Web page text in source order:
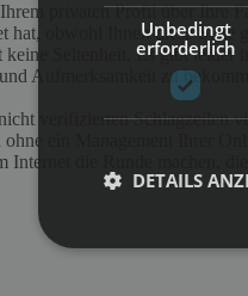
privaten Profil über Ihre
hat, obwohl Ihnen diese
Seltenheit. Es gibt leider
Aufmerksamkeit zu
verifizierten Schlagzeilen
ein Management Ihrer
Internet die Runde machen,
Unbedingt
erforderlich
DETAILS